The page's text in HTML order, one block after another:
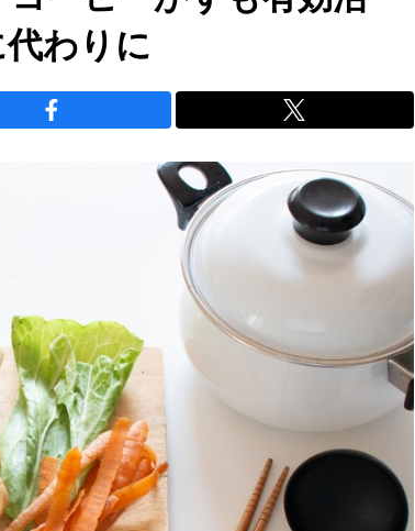
わりに